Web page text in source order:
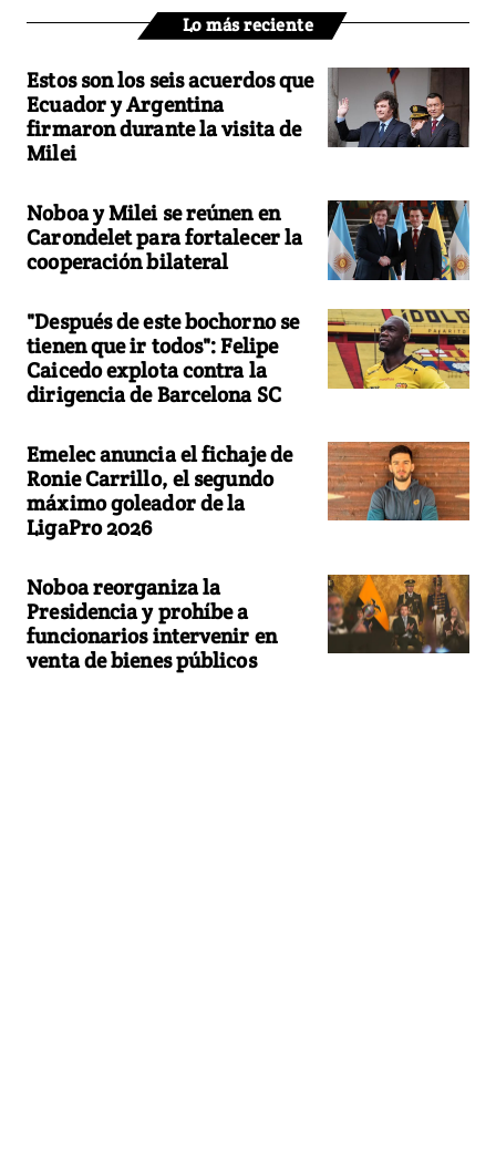
Lo más reciente
Estos son los seis acuerdos que
Ecuador y Argentina
firmaron durante la visita de
Milei
Noboa y Milei se reúnen en
Carondelet para fortalecer la
cooperación bilateral
"Después de este bochorno se
tienen que ir todos": Felipe
Caicedo explota contra la
dirigencia de Barcelona SC
Emelec anuncia el fichaje de
Ronie Carrillo, el segundo
máximo goleador de la
LigaPro 2026
Noboa reorganiza la
Presidencia y prohíbe a
funcionarios intervenir en
venta de bienes públicos